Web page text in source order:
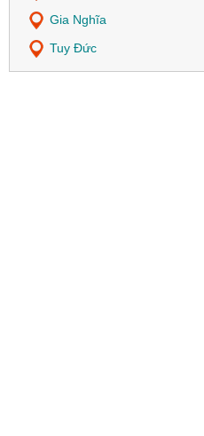
Gia Nghĩa
Tuy Đức